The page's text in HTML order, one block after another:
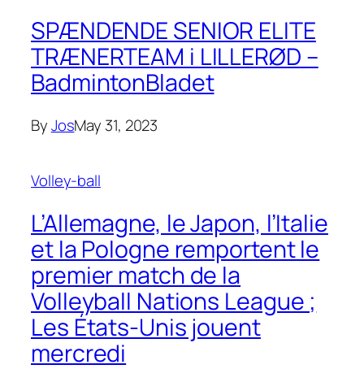
SPÆNDENDE SENIOR ELITE
TRÆNERTEAM i LILLERØD –
BadmintonBladet
ByJosMay 31, 2023
Volley-ball
L’Allemagne, le Japon, l’Italie
et la Pologne remportent le
premier match de la
Volleyball Nations League ;
Les États-Unis jouent
mercredi